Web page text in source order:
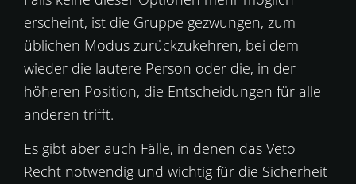
erscheint, ist die Gruppe gezwungen, zum
üblichen Modus zurückzukehren, bei dem
wieder die lautere Person oder die, in der
höheren Position, die Entscheidungen für alle
anderen trifft.
Es gibt aber auch Fälle, in denen das Veto
Recht notwendig und wichtig für die Sicherheit